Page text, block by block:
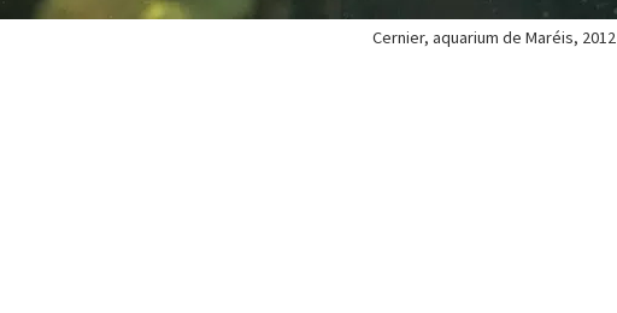
Cernier, aquarium de Maréis, 2012